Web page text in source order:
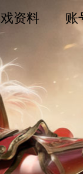
资料 账